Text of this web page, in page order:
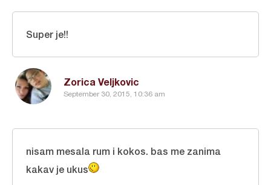
Zorica Veljkovic
September 30, 2015, 10:36 am
Super je!!
nisam mesala rum i kokos. bas me zanima
kakav je ukus